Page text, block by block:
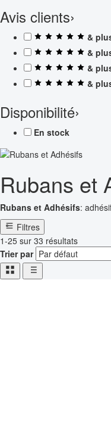
Avis clients›
&
&
&
&
Disponibilité›
En stock
Rubans et
Rubans et Adhésifs:
Filtres
1-25 sur 33 résultats
Trier par